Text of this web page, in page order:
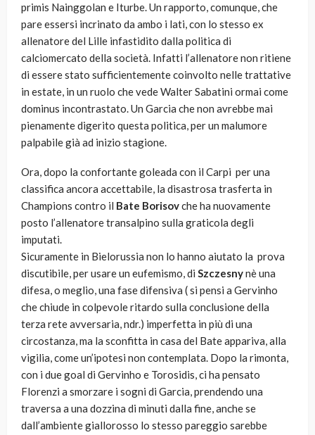
primis Nainggolan e Iturbe. Un rapporto, comunque, che
pare essersi incrinato da ambo i lati, con lo stesso ex
allenatore del Lille infastidito dalla politica di
calciomercato della società. Infatti l’allenatore non ritiene
di essere stato sufficientemente coinvolto nelle trattative
in estate, in un ruolo che vede Walter Sabatini ormai come
dominus incontrastato. Un Garcia che non avrebbe mai
pienamente digerito questa politica, per un malumore
palpabile già ad inizio stagione.
Ora, dopo la confortante goleada con il Carpi per una
classifica ancora accettabile, la disastrosa trasferta in
Champions contro il Bate Borisovche ha nuovamente
posto l’allenatore transalpino sulla graticola degli
imputati.
Sicuramente in Bielorussia non lo hanno aiutato la prova
discutibile, per usare un eufemismo, di Szczesnynè una
difesa, o meglio, una fase difensiva ( si pensi a Gervinho
che chiude in colpevole ritardo sulla conclusione della
terza rete avversaria, ndr.) imperfetta in più di una
circostanza, ma la sconfitta in casa del Bate appariva, alla
vigilia, come un’ipotesi non contemplata. Dopo la rimonta,
con i due goal di Gervinho e Torosidis, ci ha pensato
Florenzi a smorzare i sogni di Garcia, prendendo una
traversa a una dozzina di minuti dalla fine, anche se
dall’ambiente giallorosso lo stesso pareggio sarebbe